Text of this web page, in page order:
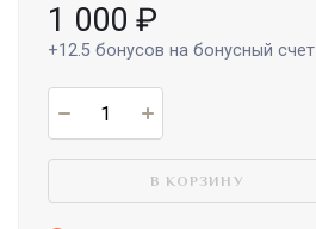
1 000 ₽
+12.5 бонусов на бонусный счет
В КОРЗИНУ